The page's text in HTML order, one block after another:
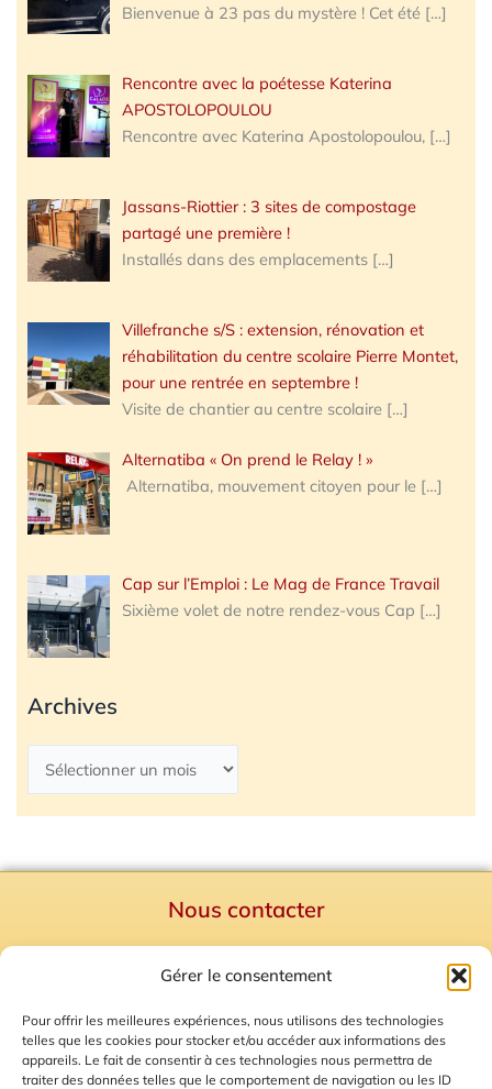
Gérer le consentement
Pour offrir les meilleures expériences, nous utilisons des technologies
telles que les cookies pour stocker et/ou accéder aux informations des
appareils. Le fait de consentir à ces technologies nous permettra de
traiter des données telles que le comportement de navigation ou les ID
Bienvenue à 23 pas du mystère ! Cet été […]
Rencontre avec la poétesse Katerina
APOSTOLOPOULOU
Rencontre avec Katerina Apostolopoulou, […]
Jassans-Riottier : 3 sites de compostage
partagé une première !
Installés dans des emplacements […]
Villefranche s/S : extension, rénovation et
réhabilitation du centre scolaire Pierre Montet,
pour une rentrée en septembre !
Visite de chantier au centre scolaire […]
Alternatiba « On prend le Relay ! »
Alternatiba, mouvement citoyen pour le […]
Cap sur l’Emploi : Le Mag de France Travail
Sixième volet de notre rendez-vous Cap […]
Archives
Nous contacter
Mentions Légales
Plan du site
Gestion des Cookies